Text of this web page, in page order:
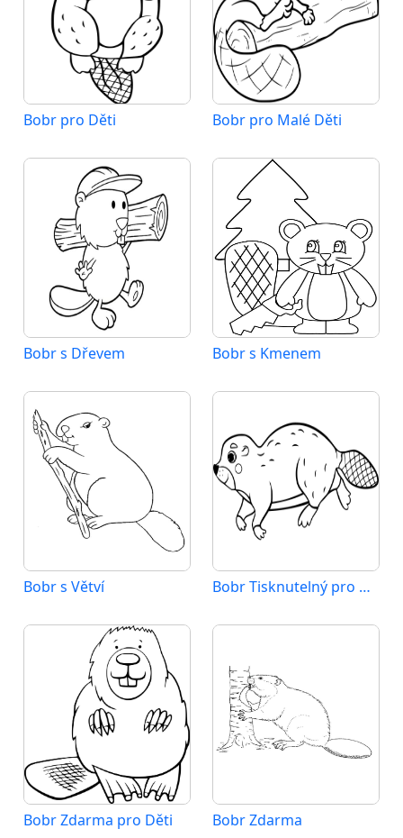
Bobr pro Děti Bobr pro Malé Děti
Bobr s Dřevem Bobr s Kmenem
Bobr s Větví Bobr Tisknutelný pro Děti
Bobr Zdarma pro Děti Bobr Zdarma